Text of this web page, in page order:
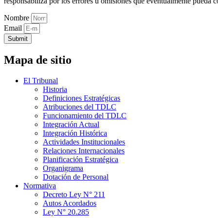
Nombre
Email
Submit
Mapa de sitio
El Tribunal
Historia
Definiciones Estratégicas
Atribuciones del TDLC
Funcionamiento del TDLC
Integración Actual
Integración Histórica
Actividades Institucionales
Relaciones Internacionales
Planificación Estratégica
Organigrama
Dotación de Personal
Normativa
Decreto Ley N° 211
Autos Acordados
Ley N° 20.285